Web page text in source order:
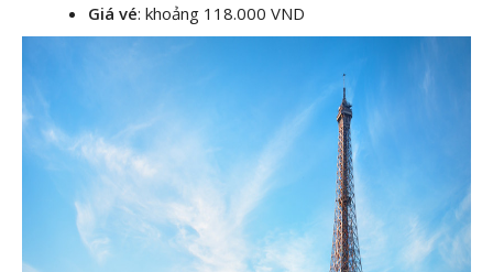
Giá vé: khoảng 118.000 VND